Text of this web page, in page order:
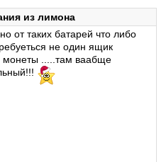
из лимона
от таких батарей что либо
не один ящик
монеты .....там ваабще